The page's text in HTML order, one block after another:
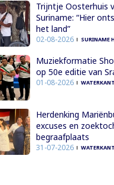
Trijntje Oosterhuis
Suriname: “Hier
het land”
02-08-2026 SURINAME
Muziekformatie
op 50e editie van
01-08-2026 WATERKANT
Herdenking
excuses en
begraafplaats
31-07-2026 WATERKANT